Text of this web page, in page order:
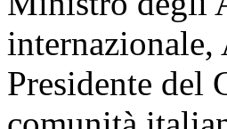
Presidente del